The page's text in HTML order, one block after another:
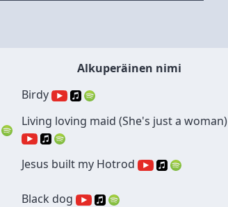
Alkuperäinen nimi
Birdy
Living loving maid (She's just a woman)
Jesus built my Hotrod
Black dog